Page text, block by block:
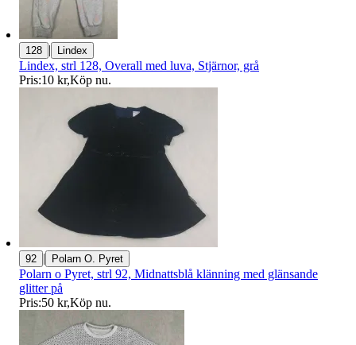
128 | Lindex
Lindex, strl 128, Overall med luva, Stjärnor, grå
Pris:10 kr,Köp nu.
92 | Polarn O. Pyret
Polarn o Pyret, strl 92, Midnattsblå klänning med glänsande
glitter på
Pris:50 kr,Köp nu.